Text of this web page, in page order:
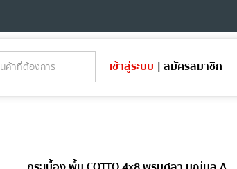
เข้าสู่ระบบ |สมัครสมาชิก